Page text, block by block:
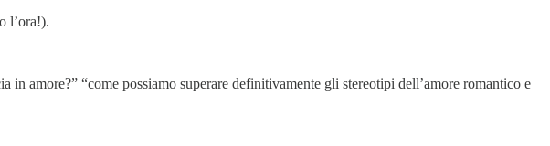
l’ora!).
amore?” “come possiamo superare definitivamente gli stereotipi dell’amore romantico e